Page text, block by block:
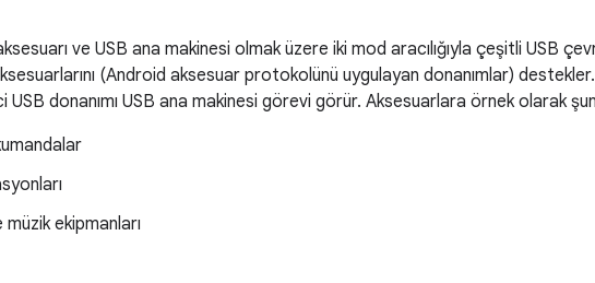
ve USB ana makinesi olmak üzere iki mod aracılığıyla çeşitli USB
(Android aksesuar protokolünü uygulayan donanımlar) destekler.
USB donanımı USB ana makinesi görevi görür. Aksesuarlara örnek olarak
ekipmanları